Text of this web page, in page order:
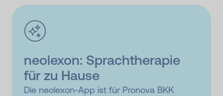
neolexon: Sprachtherapie
für zu Hause
Die neolexon-App ist für Pronova BKK